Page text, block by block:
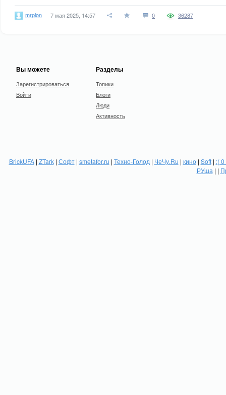
mrpion 7 мая 2025, 14:57 0 36287
Вы можете
Зарегистрироваться
Войти
Разделы
Топики
Блоги
Люди
Активность
BrickUFA| ZTark| Софт| smetafor.ru | Техно-Голод | ЧеЧу.Ru | кино| Soft| :(
РУша | |